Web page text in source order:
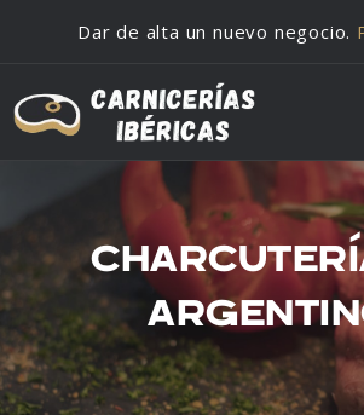
Dar de alta un nuevo negocio.